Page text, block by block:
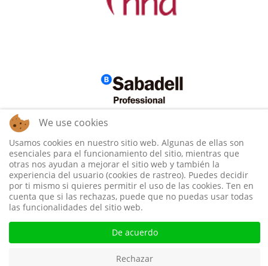
We use cookies
Usamos cookies en nuestro sitio web. Algunas de ellas son
esenciales para el funcionamiento del sitio, mientras que
otras nos ayudan a mejorar el sitio web y también la
experiencia del usuario (cookies de rastreo). Puedes decidir
por ti mismo si quieres permitir el uso de las cookies. Ten en
cuenta que si las rechazas, puede que no puedas usar todas
las funcionalidades del sitio web.
De acuerdo
Rechazar